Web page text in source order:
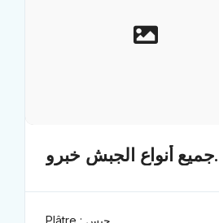
جميع أنواع الجبش خبرو